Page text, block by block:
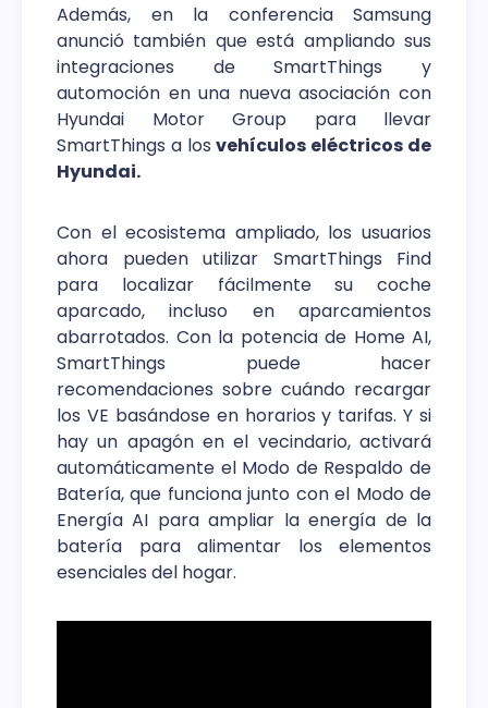
Además, en la conferencia Samsung
anunció también que está ampliando sus
integraciones de SmartThings y
automoción en una nueva asociación con
Hyundai Motor Group para llevar
SmartThings a losvehículos eléctricos de
Hyundai.
Con el ecosistema ampliado, los usuarios
ahora pueden utilizar SmartThings Find
para localizar fácilmente su coche
aparcado, incluso en aparcamientos
abarrotados. Con la potencia de Home AI,
SmartThings puede hacer
recomendaciones sobre cuándo recargar
los VE basándose en horarios y tarifas. Y si
hay un apagón en el vecindario, activará
automáticamente el Modo de Respaldo de
Batería, que funciona junto con el Modo de
Energía AI para ampliar la energía de la
batería para alimentar los elementos
esenciales del hogar.